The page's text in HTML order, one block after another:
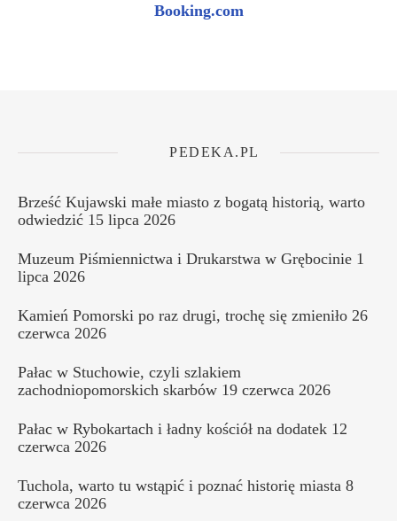
Booking.com
PEDEKA.PL
Brześć Kujawski małe miasto z bogatą historią, warto
odwiedzić 15 lipca 2026
Muzeum Piśmiennictwa i Drukarstwa w Grębocinie 1
lipca 2026
Kamień Pomorski po raz drugi, trochę się zmieniło 26
czerwca 2026
Pałac w Stuchowie, czyli szlakiem
zachodniopomorskich skarbów 19 czerwca 2026
Pałac w Rybokartach i ładny kościół na dodatek 12
czerwca 2026
Tuchola, warto tu wstąpić i poznać historię miasta 8
czerwca 2026